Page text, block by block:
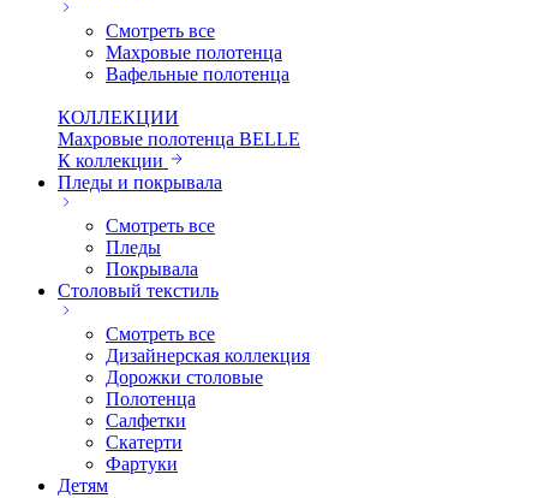
Смотреть все
Махровые полотенца
Вафельные полотенца
КОЛЛЕКЦИИ
Махровые полотенца BELLE
К коллекции
Пледы и покрывала
Смотреть все
Пледы
Покрывала
Столовый текстиль
Смотреть все
Дизайнерская коллекция
Дорожки столовые
Полотенца
Салфетки
Скатерти
Фартуки
Детям